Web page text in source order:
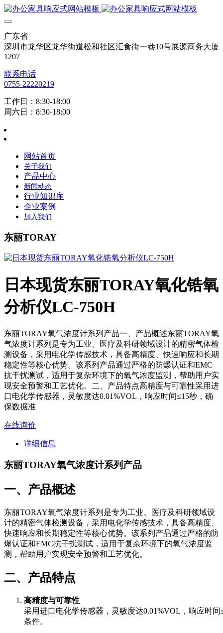
广东省
深圳市龙华区龙华街道松和社区汇食街一巷10号展源商务大厦
1207
联系电话
0755-22220219
工作日：8:30-18:00
周六日：8:30-18:00
网站首页
关于我们
产品中心
新闻动态
行业知识库
企业案例
加入我们
东丽TORAY
日本现货东丽TORAY氧化锆氧
分析仪LC-750H
东丽TORAY氧气浓度计系列产品一、产品概述东丽TORAY氧
气浓度计系列是专为工业、医疗及科研领域设计的精密气体检
测设备，采用电化学传感技术，具备高精度、快速响应和长期
稳定性等核心优势。该系列产品通过严格的防爆认证和EMC
抗干扰测试，适用于复杂环境下的氧气浓度监测，帮助用户实
现安全预警和工艺优化。二、产品特点高精度与可靠性采用进
口电化学传感器，灵敏度达0.01%VOL，响应时间≤15秒，确
保数据准
在线询价
详细信息
东丽TORAY氧气浓度计系列产品
一、产品概述
东丽TORAY氧气浓度计系列是专为工业、医疗及科研领域设
计的精密气体检测设备，采用电化学传感技术，具备高精度、
快速响应和长期稳定性等核心优势。该系列产品通过严格的防
爆认证和EMC抗干扰测试，适用于复杂环境下的氧气浓度监
测，帮助用户实现安全预警和工艺优化。
二、产品特点
高精度与可靠性
采用进口电化学传感器，灵敏度达0.01%VOL，响应时
条件。